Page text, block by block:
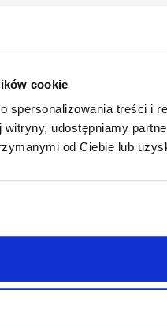
cookie
spersonalizowania treści i
udostępniamy
od Ciebie lub